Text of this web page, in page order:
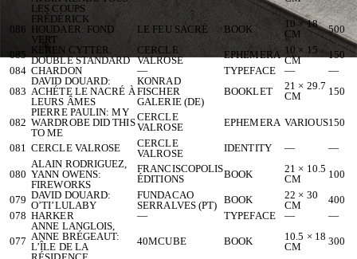
LES COUPS
086
FRÉDÉRICK
HOUDAER: FOND
VERT
LE FEU SACRÉ BOOK
10 × 18
CM
500
085 KEREN CYTTER:
DOUBLE STANDARD
CERCLE
VALROSE
EPHEMERA 10 × 15
CM
150
084 CHARDON — TYPEFACE —
—
083
DAVID DOUARD:
ACHÉTE LE NACRÉ À
LEURS ÂMES
KONRAD
FISCHER
GALERIE (DE)
BOOKLET
21 × 29.7
CM
150
082
PIERRE PAULIN: MY
WARDROBE DID THIS
TO ME
CERCLE
VALROSE
EPHEMERA VARIOUS150
081 CERCLE VALROSE
CERCLE
VALROSE
IDENTITY — —
080
ALAIN RODRIGUEZ,
YANN OWENS:
FIREWORKS
FRANCISCOPOLIS
ÉDITIONS
BOOK
21 × 10.5
CM
100
079 DAVID DOUARD:
O’TI’LULABY
FUNDACAO
SERRALVES (PT) BOOK
22 × 30
CM
400
078 HARKER — TYPEFACE — —
077
ANNE LANGLOIS,
ANNE BRÉGEAUT:
L’ÎLE DE LA
40MCUBE BOOK
10.5 × 18
CM
300